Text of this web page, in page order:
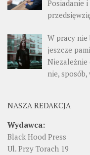
Posiadanie
W pracy
jeszcze
Niezależnie
nie,
NASZA REDAKCJA
Wydawca:
Black Hood Press
Ul. Przy Torach 19